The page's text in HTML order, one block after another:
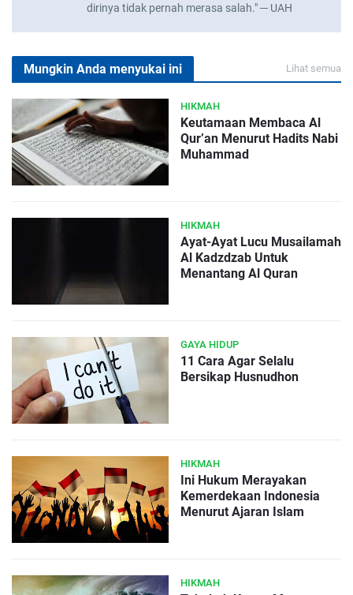
dirinya tidak pernah merasa salah." ─ UAH
Mungkin Anda menyukai ini Lihat semua
HIKMAH
Keutamaan Membaca Al
Qur’an Menurut Hadits Nabi
Muhammad
HIKMAH
Ayat-Ayat Lucu Musailamah
Al Kadzdzab Untuk
Menantang Al Quran
GAYA HIDUP
11 Cara Agar Selalu
Bersikap Husnudhon
HIKMAH
Ini Hukum Merayakan
Kemerdekaan Indonesia
Menurut Ajaran Islam
HIKMAH